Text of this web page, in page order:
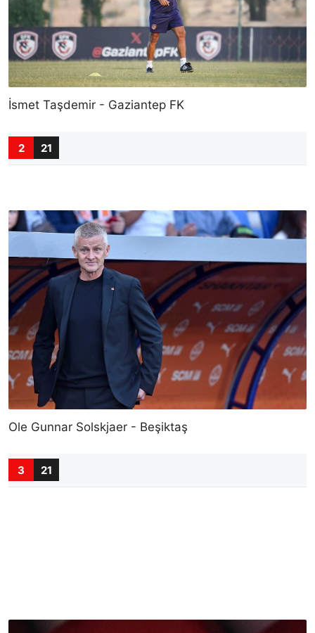
İsmet Taşdemir - Gaziantep FK
2 21
Ole Gunnar Solskjaer - Beşiktaş
3 21